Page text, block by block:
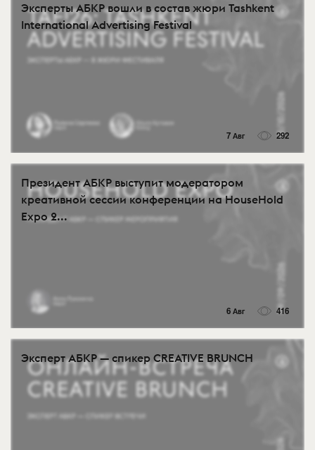
Эксперты АБКР вошли в состав жюри Tashkent
International Advertising Festival
7 Авг 292
Президент АБКР выступит модератором
креативной сессии конференции на HouseHold
Expo 2...
6 Авг 416
Эксперт АБКР — спикер CREATIVE BRUNCH